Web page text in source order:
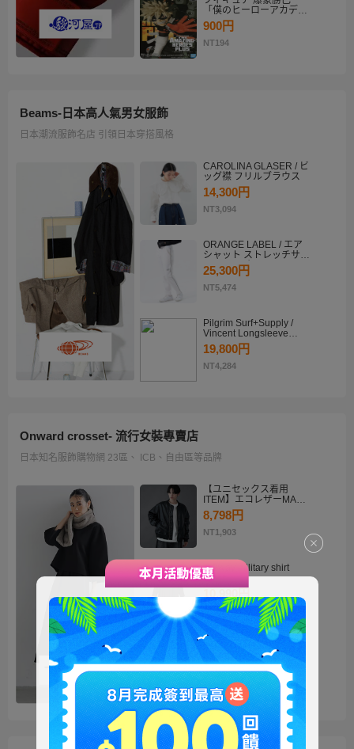
「僕のヒーローアカデミ
ア」 THE AMAZING
HEROES-PLUS-
KATSUKI BAKUGO II
900円
NT194
Beams-日本高人氣男女服飾
日本潮流服飾名店 引領日本穿搭風格
CAROLINA GLASER / ビ
ッグ襟 フリルブラウス
14,300円
NT3,094
ORANGE LABEL / エア
シャット ストレッチサイ
ドラインパンツ
25,300円
NT5,474
Pilgrim Surf+Supply /
Vincent Longsleeve
Shirt
19,800円
NT4,284
Onward crosset- 流行女裝專賣店
日本知名服飾購物網 23區、 ICB、自由區等品牌
【ユニセックス着用
ITEM】エコレザーMA－
1
8,798円
NT1,903
・2way military shirt
dress
NT2,378
【洗える】褒めらレディ
テーラード ジャケット
14,900円
NT3,224